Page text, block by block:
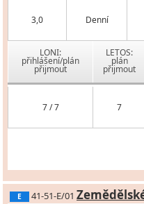
3,0 Denní
LONI:
přihlášení/plán
přijmout
LETOS:
plán
přijmout
7 / 7 7
E 41-51-E/01